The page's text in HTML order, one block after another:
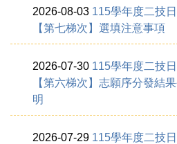
2026-08-03 115學年度二技
【第七梯次】選填注意事項
2026-07-30 115學年度二技
【第六梯次】志願序分發結
明
2026-07-29 115學年度二技